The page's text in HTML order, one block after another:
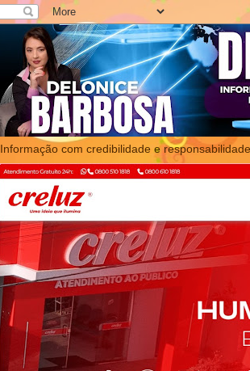
Informação com credibilidade e